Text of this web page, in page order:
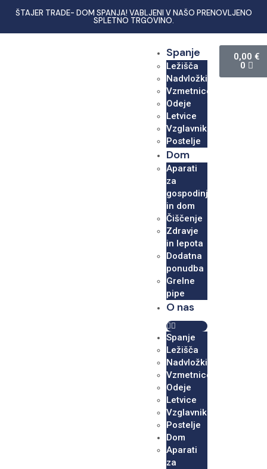
ŠTAJER TRADE- DOM SPANJA! VABLJENI V NAŠO PRENOVLJENO
SPLETNO TRGOVINO.
Spanje
Ležišča
Nadvložki
Vzmetnice
Odeje
Letvice
Vzglavniki
Postelje
Dom
Aparati
za
gospodinjstvo
in dom
Čiščenje
Zdravje
in lepota
Dodatna
ponudba
Grelne
pipe
O nas
Spanje
Ležišča
Nadvložki
Vzmetnice
Odeje
Letvice
Vzglavniki
Postelje
Dom
Aparati
za
0,00€
0